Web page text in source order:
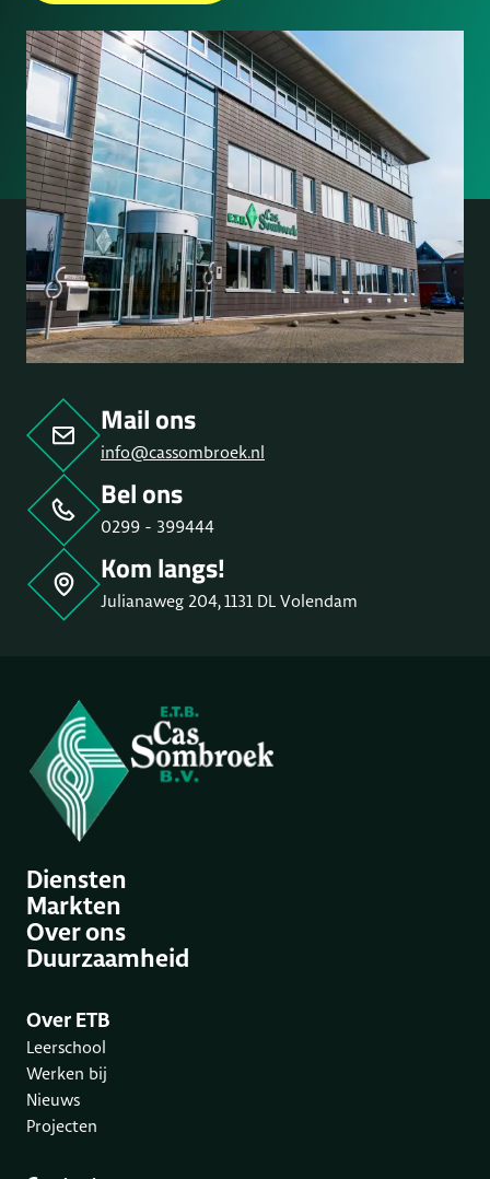
Mail ons
info@cassombroek.nl
Bel ons
0299 - 399444
Kom langs!
Julianaweg 204, 1131 DL Volendam
Diensten
Markten
Over ons
Duurzaamheid
Over ETB
Leerschool
Werken bij
Nieuws
Projecten